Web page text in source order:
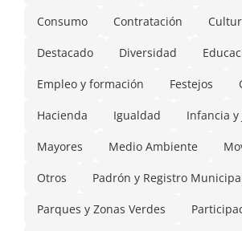
Consumo Contratación
Destacado Diversidad
Empleo y formación Festejos
Hacienda Igualdad Infancia y
Mayores Medio Ambiente
Otros Padrón y Registro
Parques y Zonas Verdes